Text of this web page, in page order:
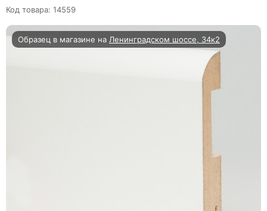
Код товара: 14559
Образец в магазине на Ленинградском шоссе, 34к2